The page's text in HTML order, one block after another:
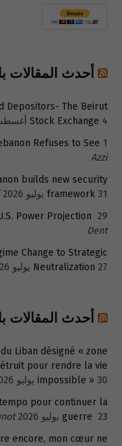
أحدث المقالات
Depositors- The Beirut
Stock Exchange 4 أغسطس 2026
Refuses to See 1 أغسطس 2026
Azzi
builds new security
framework 31 يوليو 2026
Power Projection 29 يوليو 2026
Dent
Change to Strategic
Neutralization 27 يوليو 2026
أحدث المقالات
Liban désigné « zone
pour rendre la vie
impossible » 30 يوليو 2026
pour continuer la
guerre 23 يوليو 2026
encore, mon cœur ne